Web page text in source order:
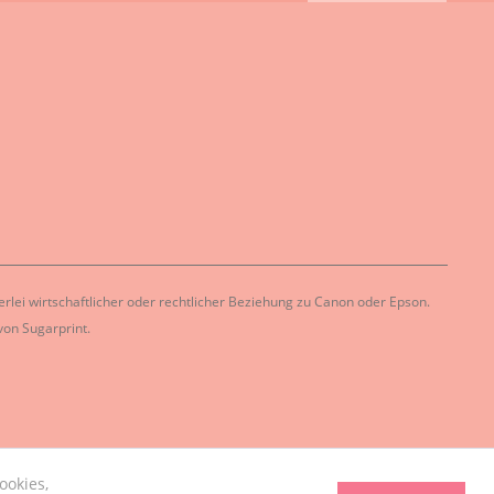
wirtschaftlicher oder rechtlicher Beziehung zu Canon oder Epson.
Sugarprint.